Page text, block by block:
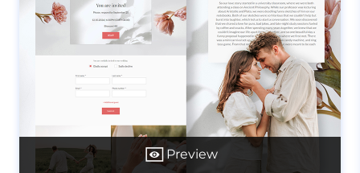
Preview